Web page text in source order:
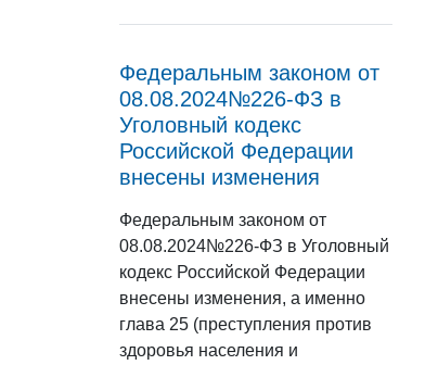
Федеральным законом от
08.08.2024№226-ФЗ в
Уголовный кодекс
Российской Федерации
внесены изменения
Федеральным законом от
08.08.2024№226-ФЗ в Уголовный
кодекс Российской Федерации
внесены изменения, а именно
глава 25 (преступления против
здоровья населения и